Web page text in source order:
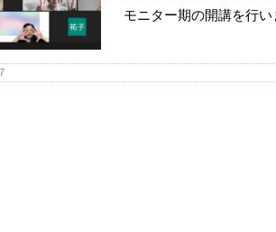
モニター期の開講を行